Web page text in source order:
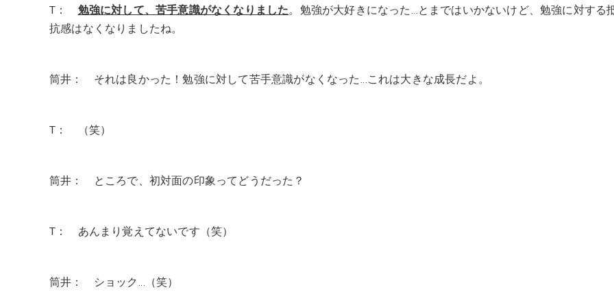
T： 勉強に対して、苦手意識がなくなりました。勉強が大好きになった…とまではいかないけど、勉強に対する
抗感はなくなりましたね。
筒井： それは良かった！勉強に対して苦手意識がなくなった…これは大きな成長だよ。
T： （笑）
筒井： ところで、初対面の印象ってどうだった？
T： あんまり覚えてないです（笑）
筒井： ショック…（笑）